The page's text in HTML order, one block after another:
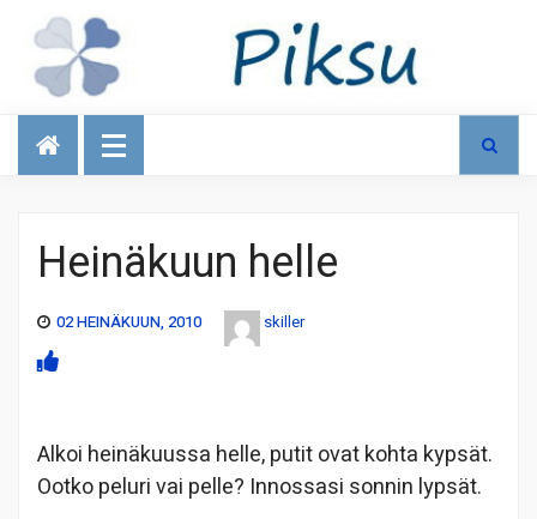
Talous
Heinäkuun helle
02 HEINÄKUUN, 2010 skiller
Alkoi heinäkuussa helle, putit ovat kohta kypsät.
Ootko peluri vai pelle? Innossasi sonnin lypsät.